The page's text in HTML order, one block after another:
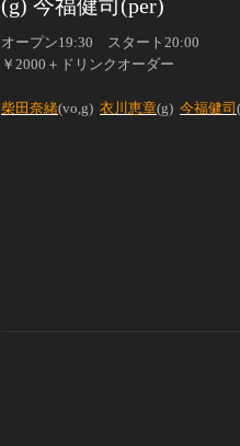
(g) 今福健司(per)
オープン19:30 スタート20:00
￥2000＋ドリンクオーダー
柴田奈緒(vo,g) 衣川恵章(g) 今福健司